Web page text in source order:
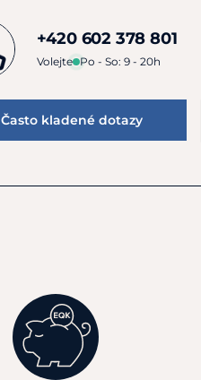
+420 602 378 801
Volejte Po - So: 9 - 20h
Často kladené dotazy